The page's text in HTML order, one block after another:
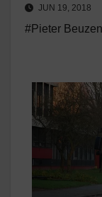
JUN 19, 2018
#Pieter